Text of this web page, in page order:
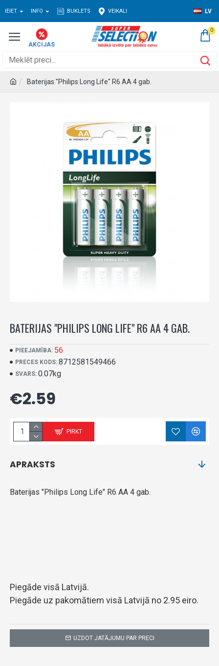
IEIET INFO BUKLETS VEIKALI LV
0
Baterijas "Philips Long Life" R6 AA 4 gab.
BATERIJAS "PHILIPS LONG LIFE" R6 AA 4 GAB.
PIEEJAMĪBA: 56
PRECES KODS: 8712581549466
SVARS: 0.07kg
€2.59
PIRKT
UZDOT JATĀJUMU PAR PRECI
APRAKSTS
Baterijas "Philips Long Life" R6 AA 4 gab.
Piegāde visā Latvijā.
Piegāde uz pakomātiem visā Latvijā no 2.95 eiro.